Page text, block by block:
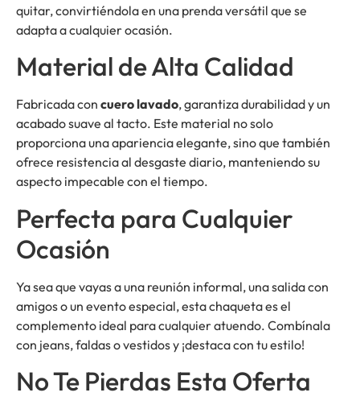
quitar, convirtiéndola en una prenda versátil que se
adapta a cualquier ocasión.
Material de Alta Calidad
Fabricada con cuero lavado, garantiza durabilidad y un
acabado suave al tacto. Este material no solo
proporciona una apariencia elegante, sino que también
ofrece resistencia al desgaste diario, manteniendo su
aspecto impecable con el tiempo.
Perfecta para Cualquier
Ocasión
Ya sea que vayas a una reunión informal, una salida con
amigos o un evento especial, esta chaqueta es el
complemento ideal para cualquier atuendo. Combínala
con jeans, faldas o vestidos y ¡destaca con tu estilo!
No Te Pierdas Esta Oferta